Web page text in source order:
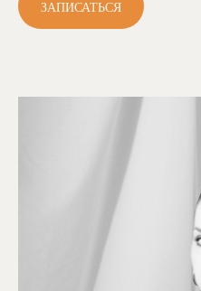
ЗАПИСАТЬСЯ